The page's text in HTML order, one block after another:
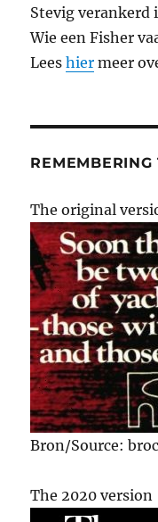
Stevig verankerd
Wie een Fisher
Leeshier meer
The original
Bron/Source:
The 2020 version